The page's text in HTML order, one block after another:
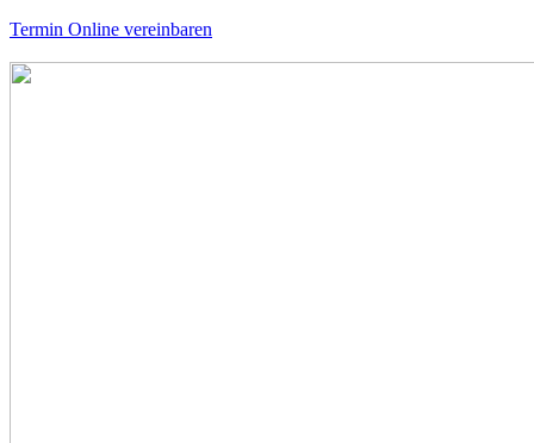
Termin Online vereinbaren